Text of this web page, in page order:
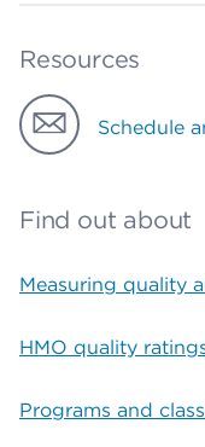
Resources
Schedule
Find out about
Measuring quality
HMO quality
Programs and